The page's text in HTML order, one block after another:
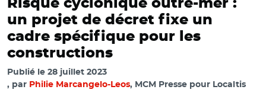
Risque cyclonique outre-mer :
un projet de décret fixe un
cadre spécifique pour les
constructions
Publié le 28 juillet 2023
par Philie Marcangelo-Leos, MCM Presse pour Localtis